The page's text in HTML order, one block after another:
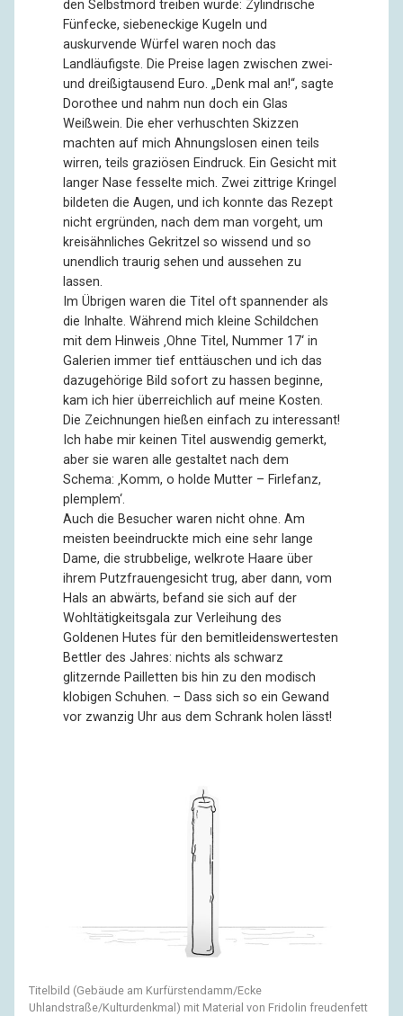
den Selbstmord treiben würde: Zylindrische
Fünfecke, siebeneckige Kugeln und
auskurvende Würfel waren noch das
Landläufigste. Die Preise lagen zwischen zwei-
und dreißigtausend Euro. „Denk mal an!“, sagte
Dorothee und nahm nun doch ein Glas
Weißwein. Die eher verhuschten Skizzen
machten auf mich Ahnungslosen einen teils
wirren, teils graziösen Eindruck. Ein Gesicht mit
langer Nase fesselte mich. Zwei zittrige Kringel
bildeten die Augen, und ich konnte das Rezept
nicht ergründen, nach dem man vorgeht, um
kreisähnliches Gekritzel so wissend und so
unendlich traurig sehen und aussehen zu
lassen.
Im Übrigen waren die Titel oft spannender als
die Inhalte. Während mich kleine Schildchen
mit dem Hinweis ‚Ohne Titel, Nummer 17‘ in
Galerien immer tief enttäuschen und ich das
dazugehörige Bild sofort zu hassen beginne,
kam ich hier überreichlich auf meine Kosten.
Die Zeichnungen hießen einfach zu interessant!
Ich habe mir keinen Titel auswendig gemerkt,
aber sie waren alle gestaltet nach dem
Schema: ‚Komm, o holde Mutter – Firlefanz,
plemplem‘.
Auch die Besucher waren nicht ohne. Am
meisten beeindruckte mich eine sehr lange
Dame, die strubbelige, welkrote Haare über
ihrem Putzfrauengesicht trug, aber dann, vom
Hals an abwärts, befand sie sich auf der
Wohltätigkeitsgala zur Verleihung des
Goldenen Hutes für den bemitleidenswertesten
Bettler des Jahres: nichts als schwarz
glitzernde Pailletten bis hin zu den modisch
klobigen Schuhen. – Dass sich so ein Gewand
vor zwanzig Uhr aus dem Schrank holen lässt!
Titelbild (Gebäude am Kurfürstendamm/Ecke
Uhlandstraße/Kulturdenkmal) mit Material von Fridolin freudenfett